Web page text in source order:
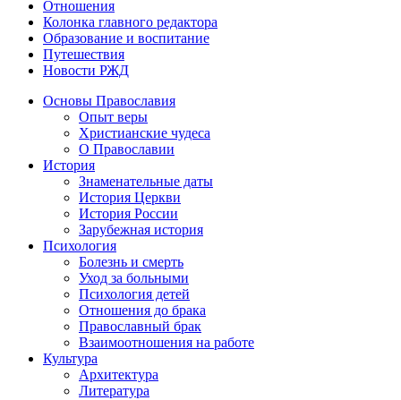
Отношения
Колонка главного редактора
Образование и воспитание
Путешествия
Новости РЖД
Основы Православия
Опыт веры
Христианские чудеса
О Православии
История
Знаменательные даты
История Церкви
История России
Зарубежная история
Психология
Болезнь и смерть
Уход за больными
Психология детей
Отношения до брака
Православный брак
Взаимоотношения на работе
Культура
Архитектура
Литература